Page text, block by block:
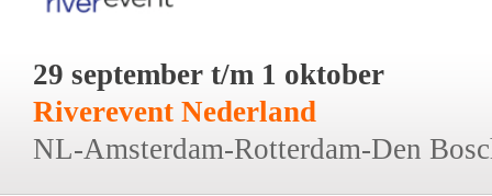
29 september t/m 1 oktober
Riverevent Nederland
NL-Amsterdam-Rotterdam-Den